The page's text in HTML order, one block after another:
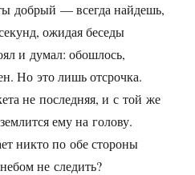
добрый — всегда найдешь,
ожидая беседы
и думал: обошлось,
Но это лишь отсрочка.
не последняя, и с той же
ему на голову.
никто по обе стороны
не следить?